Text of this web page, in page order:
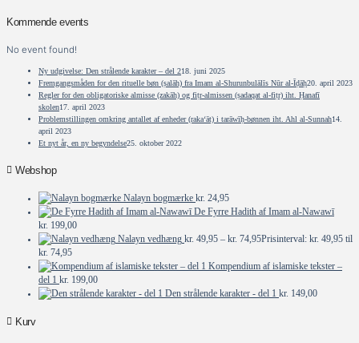
Kommende events
No event found!
Ny udgivelse: Den strålende karakter – del 218. juni 2025
Fremgangsmåden for den rituelle bøn (ṣalāh) fra Imam al-Shurunbulālīs Nūr al-Īḍāḥ20. april 2023
Regler for den obligatoriske almisse (zakāh) og fiṭr-almissen (ṣadaqat al-fiṭr) iht. Ḥanafī
skolen17. april 2023
Problemstillingen omkring antallet af enheder (raka‘āt) i tarāwīḥ-bønnen iht. Ahl al-Sunnah14.
april 2023
Et nyt år, en ny begyndelse25. oktober 2022
Webshop
Nalayn bogmærke kr. 24,95
De Fyrre Hadith af Imam al-Nawawī
kr. 199,00
Nalayn vedhæng kr. 49,95 – kr. 74,95Prisinterval: kr. 49,95 til
kr. 74,95
Kompendium af islamiske tekster –
del 1 kr. 199,00
Den strålende karakter - del 1 kr. 149,00
Kurv